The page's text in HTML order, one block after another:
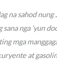
na sahod
nga ‘yun
mga
at